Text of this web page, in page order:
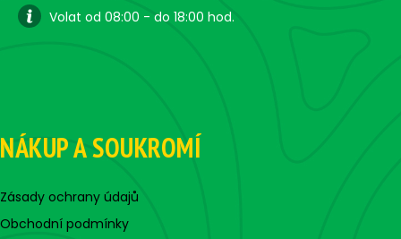
Volat od 08:00 - do 18:00 hod.
NÁKUP A SOUKROMÍ
Zásady ochrany údajů
Obchodní podmínky